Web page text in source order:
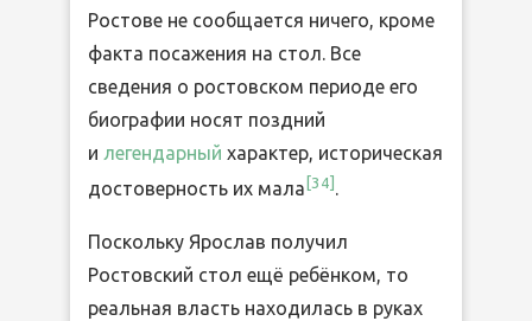
Ростове не сообщается ничего, кроме
факта посажения на стол. Все
сведения о ростовском периоде его
биографии носят поздний
и легендарный характер, историческая
достоверность их мала [34] .
Поскольку Ярослав получил
Ростовский стол ещё ребёнком, то
реальная власть находилась в руках